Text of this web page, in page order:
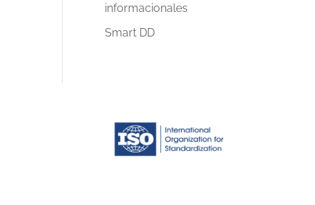
informacionales
Smart DD